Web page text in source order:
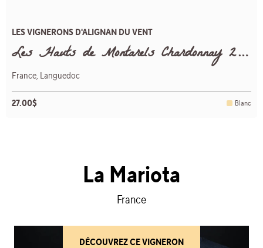
LES VIGNERONS D'ALIGNAN DU VENT
Les Hauts de Montarels Chardonnay 2024
France, Languedoc
27.00$ Blanc
La Mariota
France
DÉCOUVREZ CE VIGNERON